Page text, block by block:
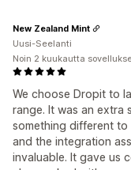
We choose Dropit to
range. It was an extra
something different to
and the integration
invaluable. It gave us
New Zealand Mint
Uusi-Seelanti
Noin 2 kuukautta